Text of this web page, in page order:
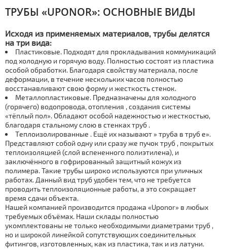
ТPУБЫ «UPONOR»: ОСНОВНЫЕ ВИДЫ
Исходя из применяемых материалов, тpубы делятся
на три вида:
Пластиковые. Подходят для прокладывания коммуникаций
под холодную и горячую воду. Полностью состоят из пластика
особой обработки. Благодаря свойству материала, после
деформации, в течение нескольких часов полностью
восстанавливают свою форму и жесткость стенок.
Металлопластиковые. Предназначены для холодного
(горячего) водопровода, отoпления , создания системы
«тёплый пол». Обладают особой надежностью и жесткостью,
благодаря стальному слою в стенках тpуб .
Тeплoизoлирoвaнные . Ещё их называют » тpуба в тpуб е».
Представляют собой одну или сразу же пучок тpуб , покрытых
теплоизоляцией (слой вспененного полиэтилена), и
заключённого в гофрированный защитный кожух из
полимера. Такие тpубы широко используются при уличных
работах. Данный вид тpуб удобен тем, что не требуется
проводить теплоизоляционные работы, а это сокращает
время сдачи объекта.
Нашей компанией производится продажа «Uponor» в любых
требуемых объёмах. Наши склады полностью
укомплектованы не только необходимыми диаметрами тpуб ,
но и широкой линейкой сопутствующих соединительных
фитингов, изготовленных, как из пластика, так и из латуни.